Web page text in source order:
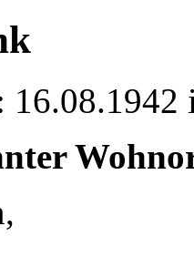
16.08.1942